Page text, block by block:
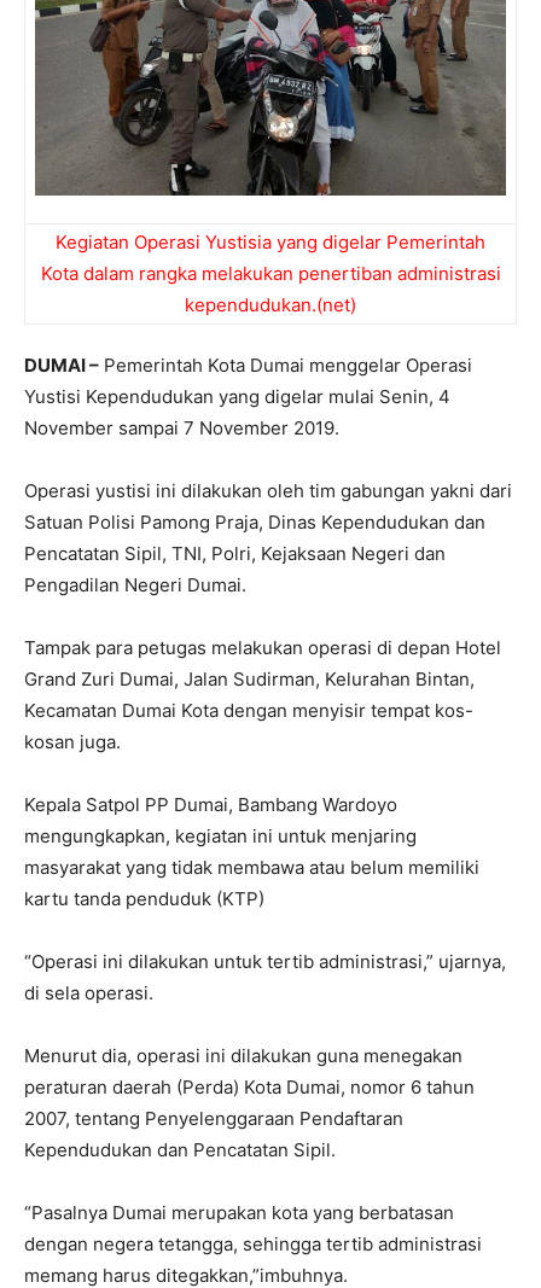
Kegiatan Operasi Yustisia yang digelar Pemerintah
Kota dalam rangka melakukan penertiban administrasi
kependudukan.(net)
DUMAI – Pemerintah Kota Dumai menggelar Operasi
Yustisi Kependudukan yang digelar mulai Senin, 4
November sampai 7 November 2019.
Operasi yustisi ini dilakukan oleh tim gabungan yakni dari
Satuan Polisi Pamong Praja, Dinas Kependudukan dan
Pencatatan Sipil, TNI, Polri, Kejaksaan Negeri dan
Pengadilan Negeri Dumai.
Tampak para petugas melakukan operasi di depan Hotel
Grand Zuri Dumai, Jalan Sudirman, Kelurahan Bintan,
Kecamatan Dumai Kota dengan menyisir tempat kos-
kosan juga.
‎Kepala Satpol PP Dumai, Bambang Wardoyo
mengungkapkan, kegiatan ini untuk menjaring
masyarakat yang tidak membawa atau belum memiliki
kartu tanda penduduk (KTP)
“Operasi ini dilakukan untuk tertib administrasi,” ujarnya,
di sela operasi.
Menurut dia, operasi ini dilakukan guna menegakan
peraturan daerah (Perda) Kota Dumai, nomor 6 tahun
2007, tentang Penyelenggaraan Pendaftaran
Kependudukan dan Pencatatan Sipil.
“Pasalnya Dumai merupakan kota yang ber‎batasan
dengan negera tetangga, sehingga tertib administrasi
memang harus ditegakkan,”imbuhnya.